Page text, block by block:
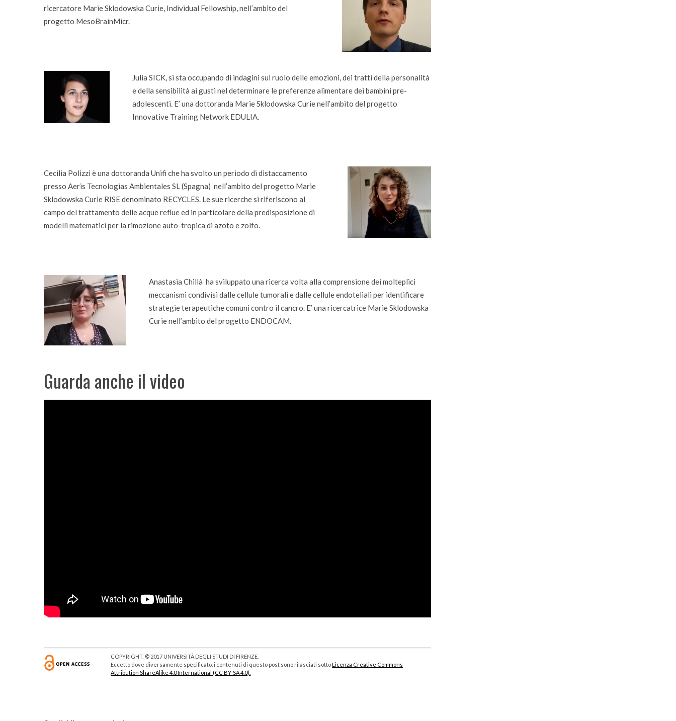
ricercatore Marie Sklodowska Curie, Individual Fellowship, nell’ambito del
progetto MesoBrainMicr.
Julia SICK, si sta occupando di indagini sul ruolo delle emozioni, dei tratti della personalità
e della sensibilità ai gusti nel determinare le preferenze alimentare dei bambini pre-
adolescenti. E’ una dottoranda Marie Sklodowska Curie nell’ambito del progetto
Innovative Training Network EDULIA.
Cecilia Polizzi è una dottoranda Unifi che ha svolto un periodo di distaccamento
presso Aeris Tecnologias Ambientales SL (Spagna) nell’ambito del progetto Marie
Sklodowska Curie RISE denominato RECYCLES. Le sue ricerche si riferiscono al
campo del trattamento delle acque reflue ed in particolare della predisposizione di
modelli matematici per la rimozione auto-tropica di azoto e zolfo.
Anastasia Chillà ha sviluppato una ricerca volta alla comprensione dei molteplici
meccanismi condivisi dalle cellule tumorali e dalle cellule endoteliali per identificare
strategie terapeutiche comuni contro il cancro. E’ una ricercatrice Marie Sklodowska
Curie nell’ambito del progetto ENDOCAM.
Guarda anche il video
COPYRIGHT: © 2017 UNIVERSITÀ DEGLI STUDI DI FIRENZE.
Eccetto dove diversamente specificato, i contenuti di questo post sono rilasciati sottoLicenza Creative Commons
Attribution ShareAlike 4.0 International (CC BY-SA 4.0).